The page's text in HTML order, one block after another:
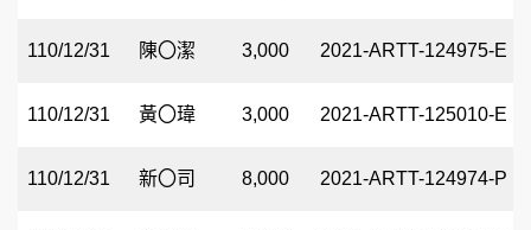
110/12/31 陳〇潔 3,000 2021-ARTT-124975-E
110/12/31 黃〇瑋 3,000 2021-ARTT-125010-E
110/12/31 新〇司 8,000 2021-ARTT-124974-P